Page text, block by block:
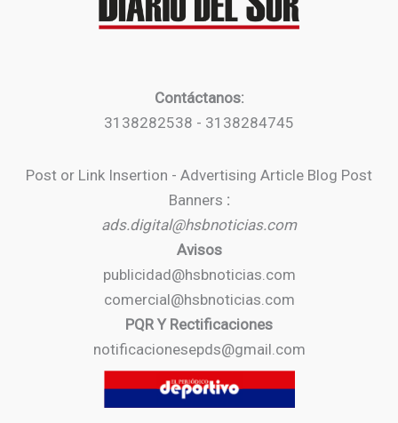
Contáctanos:
3138282538 - 3138284745
Post or Link Insertion - Advertising Article Blog Post
Banners :
ads.digital@hsbnoticias.com
Avisos
publicidad@hsbnoticias.com
comercial@hsbnoticias.com
PQR Y Rectificaciones
notificacionesepds@gmail.com